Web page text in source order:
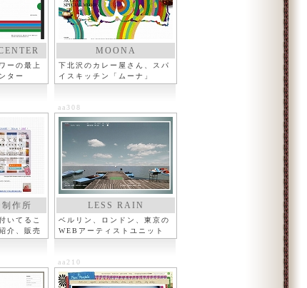
ーの最上
ター
MOONA
下北沢のカレー屋さん、スパ
イスキッチン「ムーナ」
作所
いてるこ
介、販売
aa308
LESS RAIN
ベルリン、ロンドン、東京の
WEBアーティストユニット
aa210